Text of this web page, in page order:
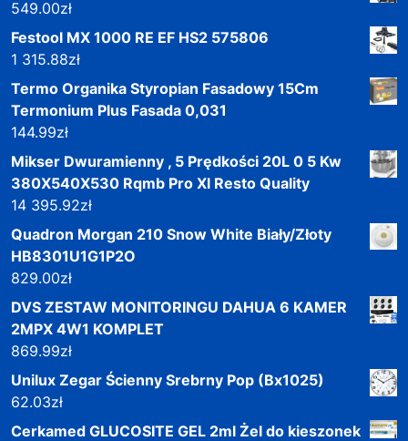
549.00zł
Festool MX 1000 RE EF HS2 575806
1 315.88zł
Termo Organika Styropian Fasadowy 15Cm
Termonium Plus Fasada 0,031
144.99zł
Mikser Dwuramienny , 5 Prędkości 20L 0 5 Kw
380X540X530 Rqmb Pro Xl Resto Quality
14 395.92zł
Quadron Morgan 210 Snow White Biały/Złoty
HB8301U1G1P2O
829.00zł
DVS ZESTAW MONITORINGU DAHUA 6 KAMER
2MPX 4W1 KOMPLET
869.99zł
Unilux Zegar Ścienny Srebrny Pop (Bx1025)
62.03zł
Cerkamed GLUCOSITE GEL 2ml Żel do kieszonek